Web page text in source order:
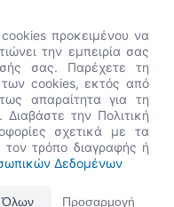
εκδόσεις, Google Chrome, Mozilla Firefox,
Είμαι η Νόησις.
να σε βοηθήσω
cookies προκειμένου να
την εμπειρία σας
σας. Παρέχετε τη
cookies, εκτός από
απαραίτητα για τη
Διαβάστε την Πολιτική
σχετικά με τα
τον τρόπο διαγραφής ή
Δεδομένων
Όλων Προσαρμογή